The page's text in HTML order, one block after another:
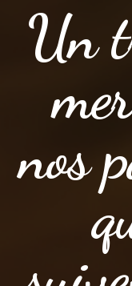
Un
nos